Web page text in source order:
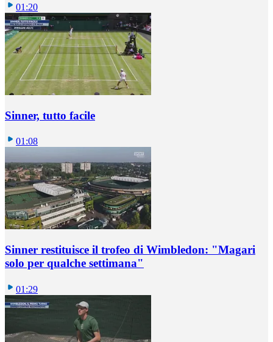
01:20
Sinner, tutto facile
01:08
Sinner restituisce il trofeo di Wimbledon: "Magari
solo per qualche settimana"
01:29